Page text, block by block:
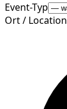
Event-Typ
Ort / Location